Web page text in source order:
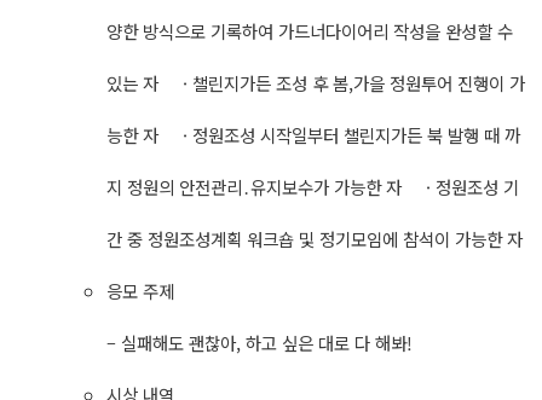
양한 방식으로 기록하여 가드너다이어리 작성을 완성할 수
있는 자 · 챌린지가든 조성 후 봄,가을 정원투어 진행이 가
능한 자 · 정원조성 시작일부터 챌린지가든 북 발행 때 까
지 정원의 안전관리․유지보수가 가능한 자 · 정원조성 기
간 중 정원조성계획 워크숍 및 정기모임에 참석이 가능한 자
응모 주제
– 실패해도 괜찮아, 하고 싶은 대로 다 해봐!
시상 내역